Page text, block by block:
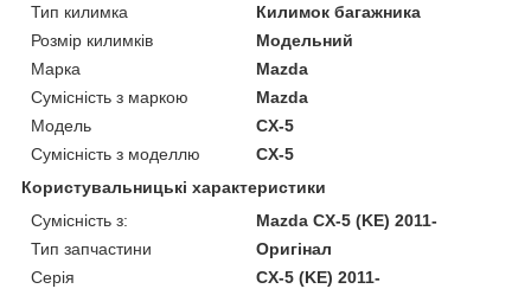
Тип килимка
Килимок багажника
Розмір килимків
Модельний
Марка
Mazda
Сумісність з маркою
Mazda
Модель
CX-5
Сумісність з моделлю
CX-5
Користувальницькі характеристики
Сумісність з:
Mazda CX-5 (KE) 2011-
Тип запчастини
Оригінал
Серія
CX-5 (KE) 2011-